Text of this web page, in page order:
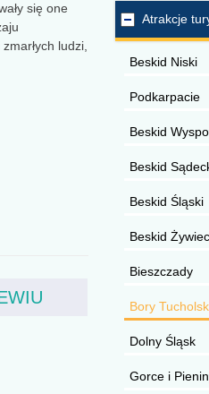
się one
ludzi,
Atrakcje
Beskid Niski
Podkarpacie
Beskid
Beskid
Beskid Śląski
Beskid
Bieszczady
Bory
Dolny Śląsk
Gorce i